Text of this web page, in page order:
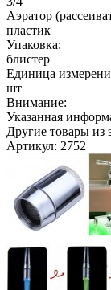
Аэратор
пластик
Упаковка:
блистер
Единица
шт
Внимание:
Указанная
Другие товары из
Артикул: 2752